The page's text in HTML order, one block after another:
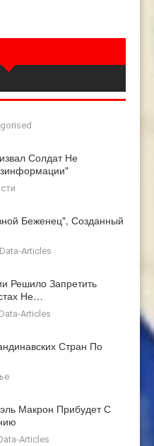
Солдат Не
Беженец", Созданный
Articles
Решило Запретить
Не…
Articles
Стран По
Макрон Прибудет С
Articles